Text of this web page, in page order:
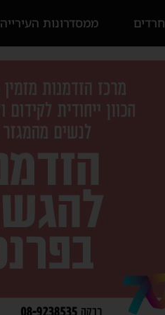
חרדים ממסדרונות העירייה